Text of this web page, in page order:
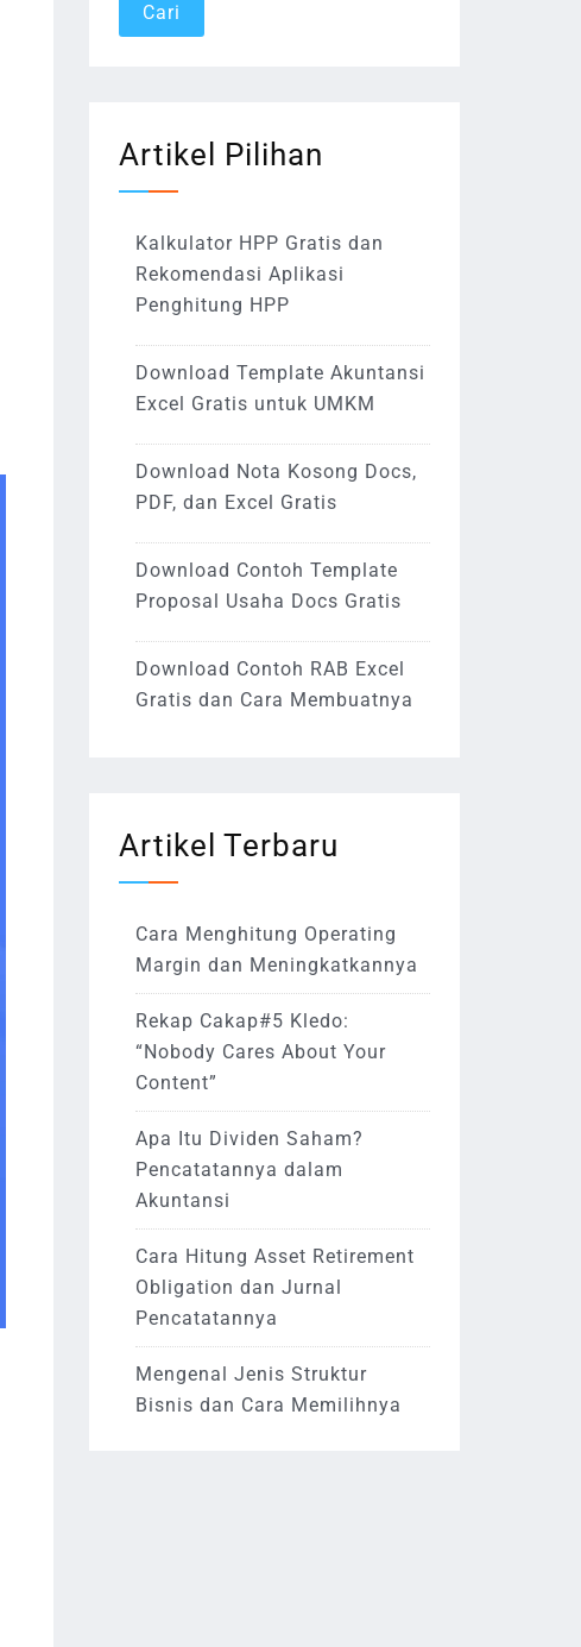
Artikel Pilihan
Kalkulator HPP Gratis dan
Rekomendasi Aplikasi
Penghitung HPP
Download Template Akuntansi
Excel Gratis untuk UMKM
Download Nota Kosong Docs,
PDF, dan Excel Gratis
Download Contoh Template
Proposal Usaha Docs Gratis
Download Contoh RAB Excel
Gratis dan Cara Membuatnya
Artikel Terbaru
Cara Menghitung Operating
Margin dan Meningkatkannya
Rekap Cakap#5 Kledo:
“Nobody Cares About Your
Content”
Apa Itu Dividen Saham?
Pencatatannya dalam
Akuntansi
Cara Hitung Asset Retirement
Obligation dan Jurnal
Pencatatannya
Mengenal Jenis Struktur
Bisnis dan Cara Memilihnya